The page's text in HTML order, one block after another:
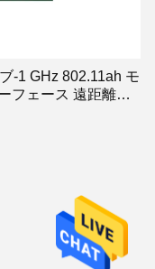
-1 GHz 802.11ah モ
フェース 遠距離